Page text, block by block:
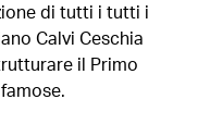
di tutti i tutti i
Calvi Ceschia
il Primo